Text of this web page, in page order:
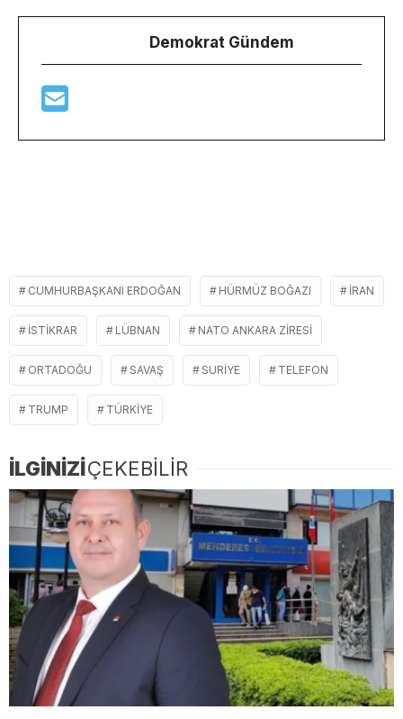
Demokrat Gündem
CUMHURBAŞKANI ERDOĞAN HÜRMÜZ BOĞAZI IRAN
ISTIKRAR LÜBNAN NATO ANKARA ZIRESI
ORTADOĞU SAVAŞ SURIYE TELEFON
TRUMP TÜRKIYE
İLGİNİZİÇEKEBİLİR